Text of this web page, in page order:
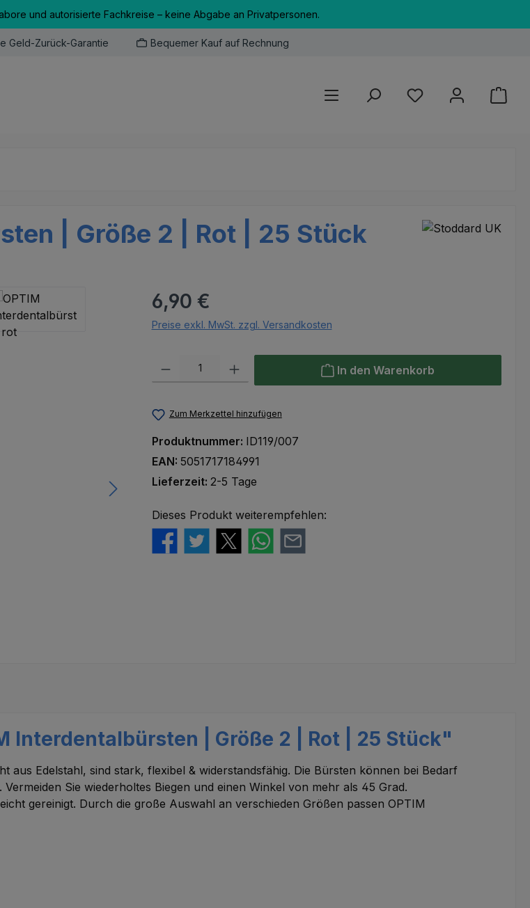
und autorisierte Fachkreise – keine Abgabe an Privatpersonen.
Geld-Zurück-Garantie Bequemer Kauf auf Rechnung
Du hast 0 Produkte
| Größe 2 | Rot | 25 Stück
Regulärer Preis:
6,90 €
Preise exkl. MwSt. zzgl. Versandkosten
Produkt Anzahl: Gib den gewünschten Wert ein oder benutze die Schaltflächen
In den Warenkorb
Zum Merkzettel hinzufügen
Produktnummer: ID119/007
EAN: 5051717184991
Lieferzeit: 2-5 Tage
Dieses Produkt weiterempfehlen:
Interdentalbürsten | Größe 2 | Rot | 25 Stück"
aus Edelstahl, sind stark, flexibel & widerstandsfähig. Die Bürsten können bei Bedarf
Sie wiederholtes Biegen und einen Winkel von mehr als 45 Grad.
gereinigt. Durch die große Auswahl an verschieden Größen passen OPTIM